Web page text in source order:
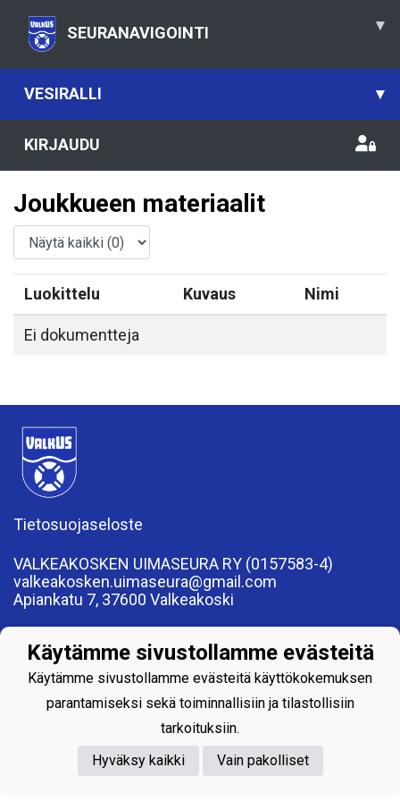
SEURANAVIGOINTI ▾
VESIRALLI ▾
KIRJAUDU
Joukkueen materiaalit
Luokittelu Kuvaus Nimi
Ei dokumentteja
Tietosuojaseloste
VALKEAKOSKEN UIMASEURA RY (0157583-4)
valkeakosken.uimaseura@gmail.com
Apiankatu 7, 37600 Valkeakoski
Käytämme sivustollamme evästeitä
Käytämme sivustollamme evästeitä käyttökokemuksen
parantamiseksi sekä toiminnallisiin ja tilastollisiin
tarkoituksiin.
Hyväksy kaikki
Vain pakolliset